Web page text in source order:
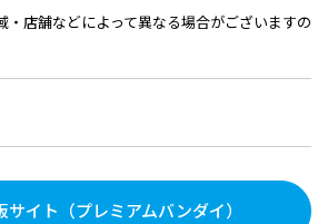
・店舗などによって異なる場合がございますの
サイト （プレミアムバンダイ）